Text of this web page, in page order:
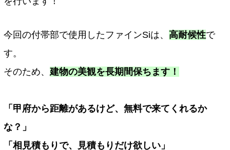
今回の付帯部で使用したファインSiは、 高耐候性で
す。
そのため、 建物の美観を長期間保ちます！
「甲府から距離があるけど、無料で来てくれるか
な？」
「相見積もりで、見積もりだけ欲しい」